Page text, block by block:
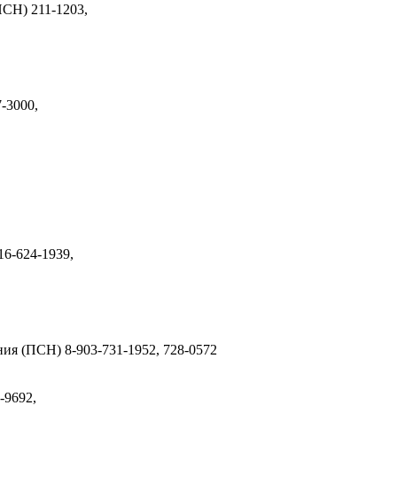
211-1203,
3000,
624-1939,
(ПСН) 8-903-731-1952, 728-0572
9692,